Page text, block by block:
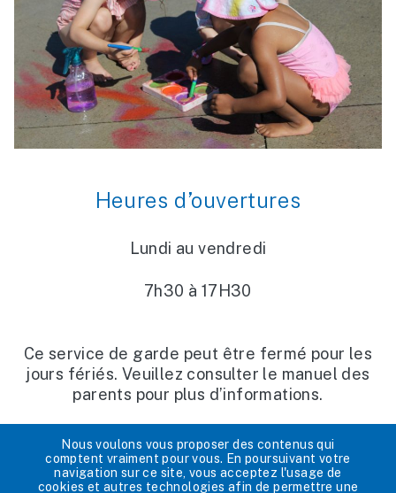
Heures d’ouvertures
Lundi au vendredi
7h30 à 17H30
Ce service de garde peut être fermé pour les
jours fériés. Veuillez consulter le manuel des
parents pour plus d’informations.
Nous voulons vous proposer des contenus qui
comptent vraiment pour vous. En poursuivant votre
navigation sur ce site, vous acceptez l'usage de
cookies et autres technologies afin de permettre une